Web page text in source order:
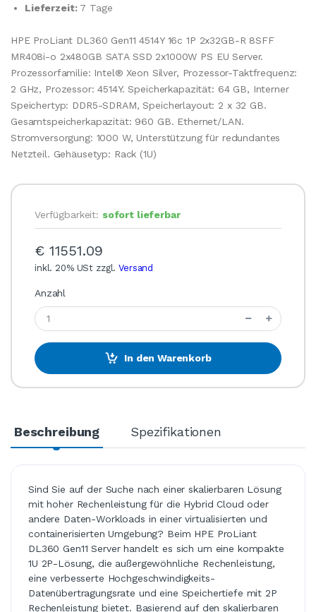
Lieferzeit: 7 Tage
HPE ProLiant DL360 Gen11 4514Y 16c 1P 2x32GB-R 8SFF
MR408i-o 2x480GB SATA SSD 2x1000W PS EU Server.
Prozessorfamilie: Intel® Xeon Silver, Prozessor-Taktfrequenz:
2 GHz, Prozessor: 4514Y. Speicherkapazität: 64 GB, Interner
Speichertyp: DDR5-SDRAM, Speicherlayout: 2 x 32 GB.
Gesamtspeicherkapazität: 960 GB. Ethernet/LAN.
Stromversorgung: 1000 W, Unterstützung für redundantes
Netzteil. Gehäusetyp: Rack (1U)
Verfügbarkeit: sofort lieferbar
€ 11551.09
inkl. 20% USt zzgl.Versand
Anzahl
In den Warenkorb
Beschreibung Spezifikationen
Sind Sie auf der Suche nach einer skalierbaren Lösung
mit hoher Rechenleistung für die Hybrid Cloud oder
andere Daten-Workloads in einer virtualisierten und
containerisierten Umgebung? Beim HPE ProLiant
DL360 Gen11 Server handelt es sich um eine kompakte
1U 2P-Lösung, die außergewöhnliche Rechenleistung,
eine verbesserte Hochgeschwindigkeits-
Datenübertragungsrate und eine Speichertiefe mit 2P
Rechenleistung bietet. Basierend auf den skalierbaren